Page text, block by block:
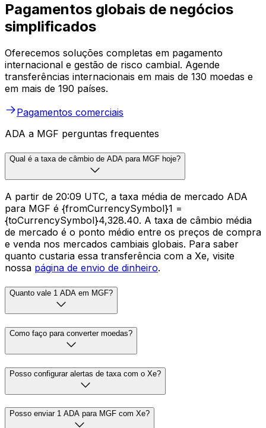
Pagamentos globais de negócios
simplificados
Oferecemos soluções completas em pagamento
internacional e gestão de risco cambial. Agende
transferências internacionais em mais de 130 moedas e
em mais de 190 países.
Pagamentos comerciais
ADA a MGF perguntas frequentes
Qual é a taxa de câmbio de ADA para MGF hoje?
A partir de 20:09 UTC, a taxa média de mercado ADA
para MGF é {fromCurrencySymbol}1 =
{toCurrencySymbol}4,328.40. A taxa de câmbio média
de mercado é o ponto médio entre os preços de compra
e venda nos mercados cambiais globais. Para saber
quanto custaria essa transferência com a Xe, visite
nossa página de envio de dinheiro.
Quanto vale 1 ADA em MGF?
Como faço para converter moedas?
Posso configurar alertas de taxa com o Xe?
Posso enviar 1 ADA para MGF com Xe?